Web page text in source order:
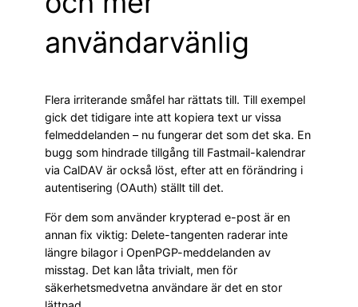
användarvänlig
Flera irriterande småfel har rättats till. Till exempel
gick det tidigare inte att kopiera text ur vissa
felmeddelanden – nu fungerar det som det ska. En
bugg som hindrade tillgång till Fastmail-kalendrar
via CalDAV är också löst, efter att en förändring i
autentisering (OAuth) ställt till det.
För dem som använder krypterad e-post är en
annan fix viktig: Delete-tangenten raderar inte
längre bilagor i OpenPGP-meddelanden av
misstag. Det kan låta trivialt, men för
säkerhetsmedvetna användare är det en stor